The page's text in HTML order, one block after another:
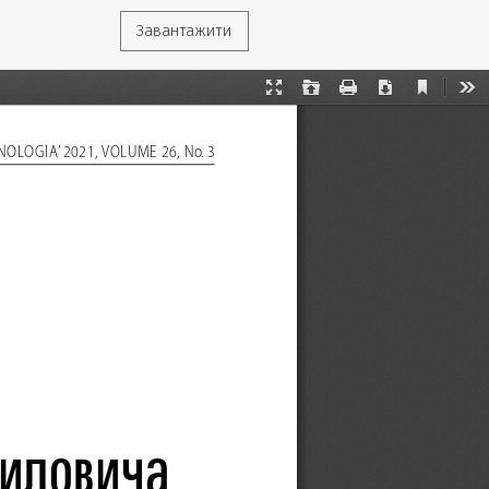
Завантажити